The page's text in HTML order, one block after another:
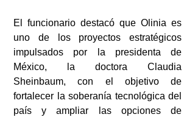
El funcionario destacó que Olinia es
uno de los proyectos estratégicos
impulsados por la presidenta de
México, la doctora Claudia
Sheinbaum, con el objetivo de
fortalecer la soberanía tecnológica del
país y ampliar las opciones de